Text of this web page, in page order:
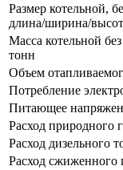
Размер котельной,
длина/ширина/
Масса котельной
тонн
Объем
Потребление
Питающее
Расход природного
Расход дизельного
Расход сжиженного